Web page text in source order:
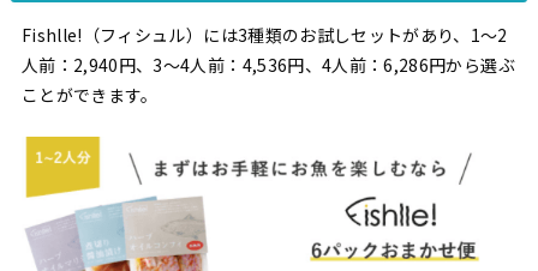
Fishlle!（フィシュル）には3種類のお試しセットがあり、1〜2
人前：2,940円、3〜4人前：4,536円、4人前：6,286円から選ぶ
ことができます。